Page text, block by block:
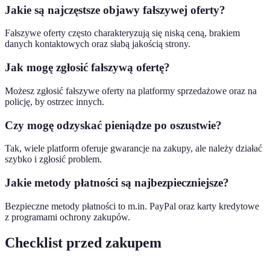
Jakie są najczęstsze objawy fałszywej oferty?
Fałszywe oferty często charakteryzują się niską ceną, brakiem
danych kontaktowych oraz słabą jakością strony.
Jak mogę zgłosić fałszywą ofertę?
Możesz zgłosić fałszywe oferty na platformy sprzedażowe oraz na
policję, by ostrzec innych.
Czy mogę odzyskać pieniądze po oszustwie?
Tak, wiele platform oferuje gwarancje na zakupy, ale należy działać
szybko i zgłosić problem.
Jakie metody płatności są najbezpieczniejsze?
Bezpieczne metody płatności to m.in. PayPal oraz karty kredytowe
z programami ochrony zakupów.
Checklist przed zakupem